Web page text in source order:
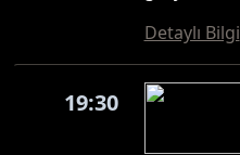
Detaylı Bilgi
19:30